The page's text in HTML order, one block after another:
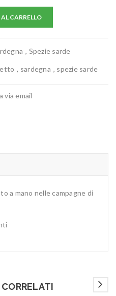
CARRELLO
, Spezie sarde
, sardegna , spezie sarde
via email
a mano nelle campagne di